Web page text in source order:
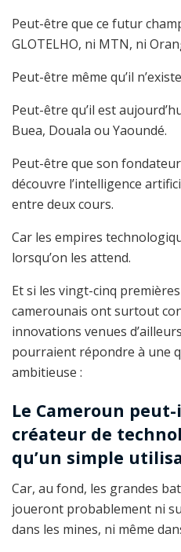
Peut-être que ce futur
GLOTELHO, ni MTN, ni
Peut-être même qu’il
Peut-être qu’il est
Buea, Douala ou Yaoundé.
Peut-être que son
découvre l’intelligence
entre deux cours.
Car les empires
lorsqu’on les attend.
Et si les vingt-cinq
camerounais ont surtout
innovations venues
pourraient répondre à une
ambitieuse :
Le Cameroun
créateur de
qu’un simple
Car, au fond, les grandes
joueront probablement ni
dans les mines, ni même